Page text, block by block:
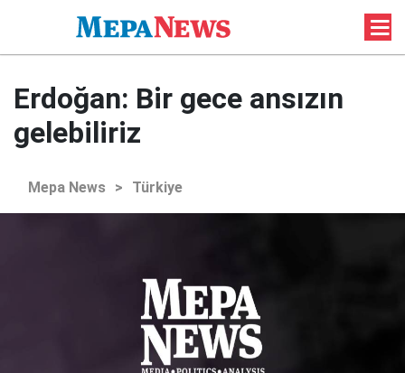
Erdoğan: Bir gece ansızın
gelebiliriz
Mepa News > Türkiye